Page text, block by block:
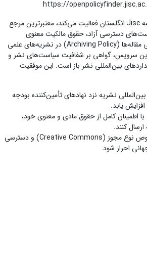
https://
این پایگاه که زیر نظر مؤسسه Jisc انگلستان فعالیت می‌کند، معتبرترین مرجع
دسترسی آزاد، حقوق مالکیت معنوی
نویسندگان و ضوابط بایگانی مقاله‌ها (Archiving Policy) در نشریه‌های علمی
سرویس، گواهی بر شفافیت سیاست‌های نشر و
بین‌المللی نشر باز است. این موفقیت
بین‌المللی نشریه نزد نهادهای تأمین‌کننده بودجه
با اطمینان کامل از حقوق مادی و معنوی خود،
کنند.
شفافیت کامل در خصوص نوع مجوز (Creative Commons) و دسترسی
احراز شود.